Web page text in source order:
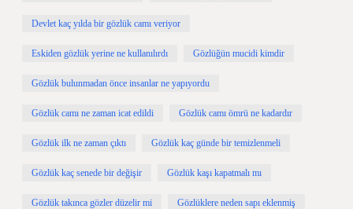
Devlet kaç yılda bir gözlük camı veriyor
Eskiden gözlük yerine ne kullanılırdı Gözlüğün mucidi kimdir
Gözlük bulunmadan önce insanlar ne yapıyordu
Gözlük camı ne zaman icat edildi Gözlük camı ömrü ne kadardır
Gözlük ilk ne zaman çıktı Gözlük kaç günde bir temizlenmeli
Gözlük kaç senede bir değişir Gözlük kaşı kapatmalı mı
Gözlük takınca gözler düzelir mi Gözlüklere neden sapı eklenmiş